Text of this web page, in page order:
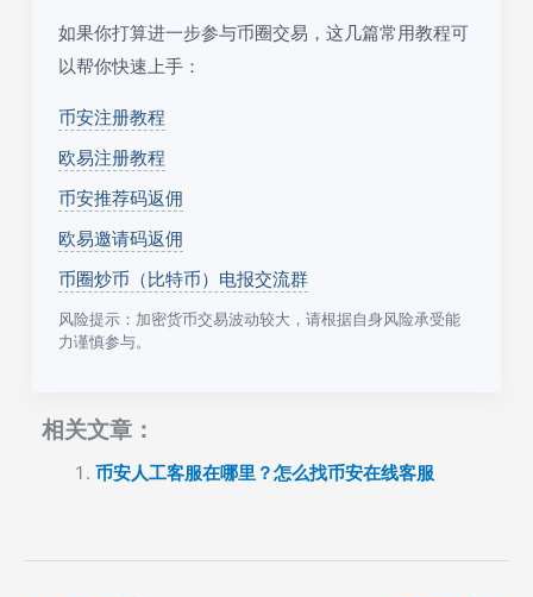
如果你打算进一步参与币圈交易，这几篇常用教程可
以帮你快速上手：
币安注册教程
欧易注册教程
币安推荐码返佣
欧易邀请码返佣
币圈炒币（比特币）电报交流群
风险提示：加密货币交易波动较大，请根据自身风险承受能
力谨慎参与。
相关文章：
币安人工客服在哪里？怎么找币安在线客服